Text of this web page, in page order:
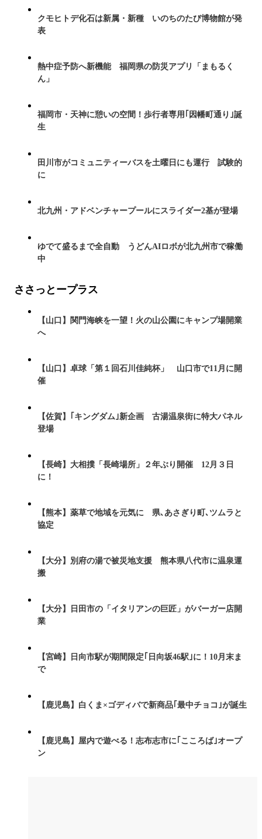
クモヒトデ化石は新属・新種 いのちのたび博物館が発
表
熱中症予防へ新機能 福岡県の防災アプリ「まもるく
ん」
福岡市・天神に憩いの空間！歩行者専用｢因幡町通り｣誕
生
田川市がコミュニティーバスを土曜日にも運行 試験的
に
北九州・アドベンチャープールにスライダー2基が登場
ゆでて盛るまで全自動 うどんAIロボが北九州市で稼働
中
ささっとープラス
【山口】関門海峡を一望！火の山公園にキャンプ場開業
へ
【山口】卓球「第１回石川佳純杯」 山口市で11月に開
催
【佐賀】｢キングダム｣新企画 古湯温泉街に特大パネル
登場
【長崎】大相撲「長崎場所」２年ぶり開催 12月３日
に！
【熊本】薬草で地域を元気に 県､あさぎり町､ツムラと
協定
【大分】別府の湯で被災地支援 熊本県八代市に温泉運
搬
【大分】日田市の「イタリアンの巨匠」がバーガー店開
業
【宮崎】日向市駅が期間限定｢日向坂46駅｣に！10月末ま
で
【鹿児島】白くま×ゴディバで新商品｢最中チョコ｣が誕生
【鹿児島】屋内で遊べる！志布志市に｢こころば｣オープ
ン